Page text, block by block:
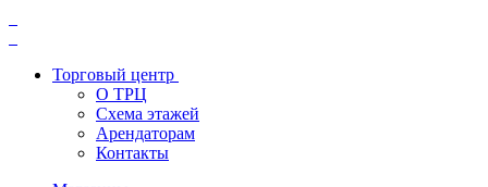
Торговый центр
О ТРЦ
Схема этажей
Арендаторам
Контакты